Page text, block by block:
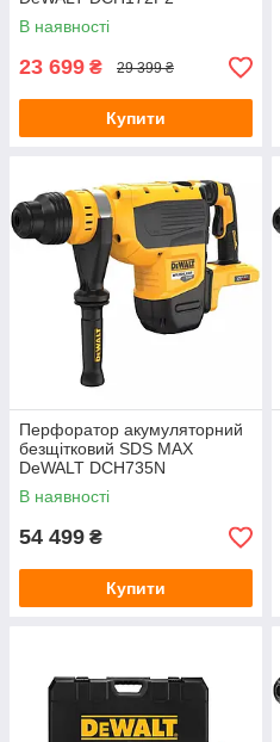
В наявності
23 699 ₴ 29 399 ₴
Купити
Перфоратор акумуляторний
безщітковий SDS MAX
DeWALT DCH735N
В наявності
54 499 ₴
Купити